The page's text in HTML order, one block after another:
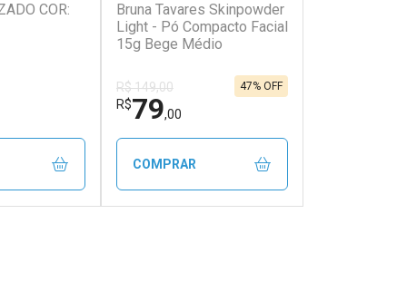
COR:
Bruna Tavares Skinpowder
Light - Pó Compacto Facial
15g Bege Médio
R$ 149,00
R$79,00
47% OFF
COMPRAR